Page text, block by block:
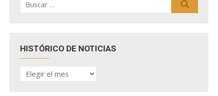
por:
HISTÓRICO DE NOTICIAS
HISTÓRICO
DE